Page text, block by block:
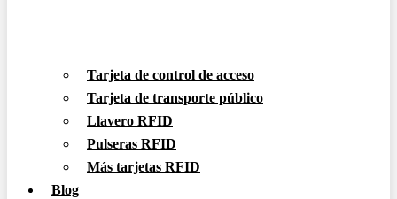
Tarjeta de control de acceso
Tarjeta de transporte público
Llavero RFID
Pulseras RFID
Más tarjetas RFID
Blog